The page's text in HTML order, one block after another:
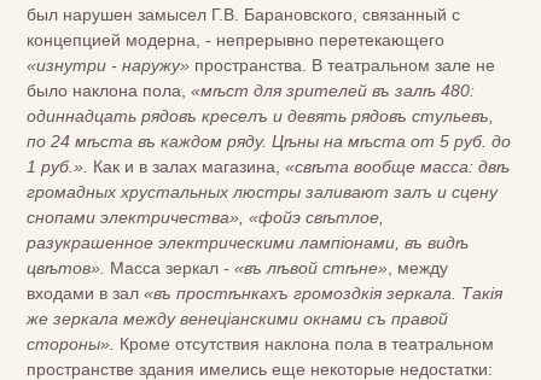
был нарушен замысел Г.В. Барановского, связанный с
концепцией модерна, - непрерывно перетекающего
«изнутри - наружу» пространства. В театральном зале не
было наклона пола, «мѣст для зрителей въ залѣ 480:
одиннадцать рядовъ креселъ и девять рядовъ стульевъ,
по 24 мѣста въ каждом ряду. Цѣны на мѣста от 5 руб. до
1 руб.».
Как и в залах магазина, «свѣта вообще масса: двѣ
громадных хрустальных люстры заливают залъ и сцену
снопами электричества», «фойэ свѣтлое,
разукрашенное электрическими лампіонами, въ видѣ
цвѣтов».
Масса зеркал - «въ лѣвой стѣне» , между
входами в зал «въ простѣнкахъ громоздкія зеркала. Такія
же зеркала между венеціанскими окнами съ правой
стороны».
Кроме отсутствия наклона пола в театральном
пространстве здания имелись еще некоторые недостатки: